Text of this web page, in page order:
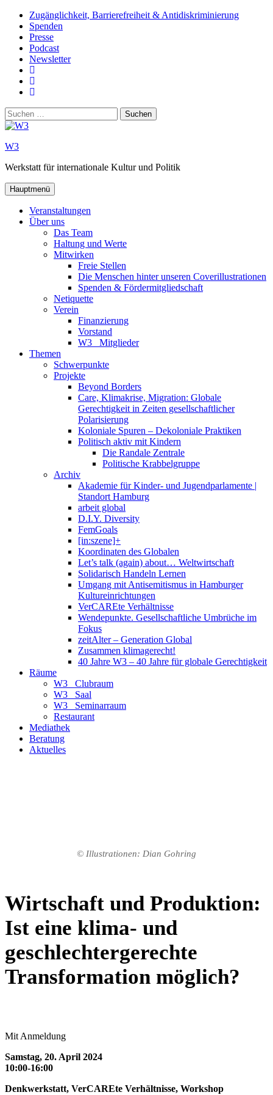
Zum
Inhalt
springen
Zugänglichkeit, Barrierefreiheit & Antidiskriminierung
Spenden
Presse
Podcast
Newsletter
Suchen
nach:
W3
Werkstatt für internationale Kultur und Politik
Hauptmenü
Veranstaltungen
Über uns
Das Team
Haltung und Werte
Mitwirken
Freie Stellen
Die Menschen hinter unseren Coverillustrationen
Spenden & Fördermitgliedschaft
Netiquette
Verein
Finanzierung
Vorstand
W3_ Mitglieder
Themen
Schwerpunkte
Projekte
Beyond Borders
Care, Klimakrise, Migration: Globale
Gerechtigkeit in Zeiten gesellschaftlicher
Polarisierung
Koloniale Spuren – Dekoloniale Praktiken
Politisch aktiv mit Kindern
Die Randale Zentrale
Politische Krabbelgruppe
Archiv
Akademie für Kinder- und Jugendparlamente |
Standort Hamburg
arbeit global
D.I.Y. Diversity
FemGoals
[in:szene]+
Koordinaten des Globalen
Let’s talk (again) about… Weltwirtschaft
Solidarisch Handeln Lernen
Umgang mit Antisemitismus in Hamburger
Kultureinrichtungen
VerCAREte Verhältnisse
Wendepunkte. Gesellschaftliche Umbrüche im
Fokus
zeitAlter – Generation Global
Zusammen klimagerecht!
40 Jahre W3 – 40 Jahre für globale Gerechtigkeit
Räume
W3_ Clubraum
W3_ Saal
W3_ Seminarraum
Restaurant
Mediathek
Beratung
Aktuelles
© Illustrationen: Dian Gohring
Wirtschaft und Produktion:
Ist eine klima- und
geschlechtergerechte
Transformation möglich?
Mit Anmeldung
Samstag, 20. April 2024
10:00-16:00
Denkwerkstatt, VerCAREte Verhältnisse, Workshop